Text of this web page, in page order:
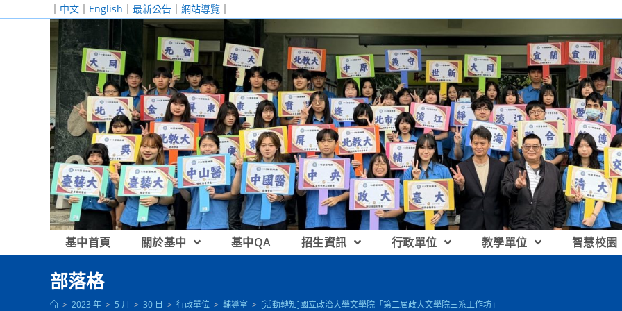
｜ 中文 ｜ English ｜ 最新公告 ｜ 網站導覽 ｜
基中首頁 關於基中 基中QA 招生資訊 行政單位 教學單位 智慧校園
部落格
> 2023 年 > 5 月 > 30 日 > 行政單位 > 輔導室 > [活動轉知]國立政治大學文學院「第二屆政大文學院三系工作坊」